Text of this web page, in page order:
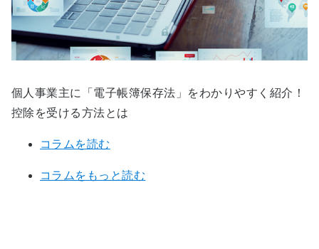
個人事業主に「電子帳簿保存法」をわかりやすく紹介！
控除を受ける方法とは
コラムを読む
コラムをもっと読む